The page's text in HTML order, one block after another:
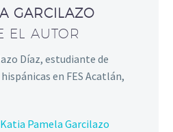
GARCILAZO
EL AUTOR
Díaz, estudiante de
en FES Acatlán,
Pamela Garcilazo